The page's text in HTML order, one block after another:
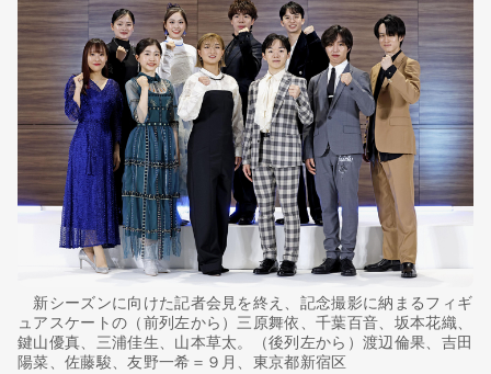
新シーズンに向けた記者会見を終え、記念撮影に納まるフィギ
ュアスケートの（前列左から）三原舞依、千葉百音、坂本花織、
鍵山優真、三浦佳生、山本草太。（後列左から）渡辺倫果、吉田
陽菜、佐藤駿、友野一希＝９月、東京都新宿区